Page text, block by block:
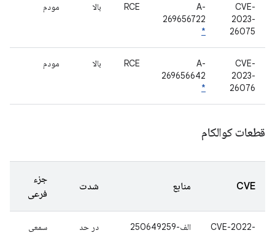
CVE-
2023-
26075
A-
269656722
*
RCE بالا مودم
CVE-
2023-
26076
A-
269656642
*
RCE بالا مودم
قطعات کوالکام
CVE منابع شدت
جزء
فرعی
CVE-2022-
الف-250649259
در حد
سمعی